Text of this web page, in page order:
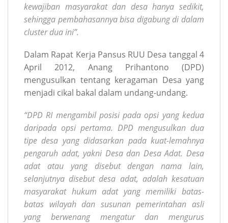
kewajiban masyarakat dan desa hanya sedikit,
sehingga pembahasannya bisa digabung di dalam
cluster dua ini”.
Dalam Rapat Kerja Pansus RUU Desa tanggal 4
April 2012, Anang Prihantono (DPD)
mengusulkan tentang keragaman Desa yang
menjadi cikal bakal dalam undang-undang.
“DPD RI mengambil posisi pada opsi yang kedua
daripada opsi pertama. DPD mengusulkan dua
tipe desa yang didasarkan pada kuat-lemahnya
pengaruh adat, yakni Desa dan Desa Adat. Desa
adat atau yang disebut dengan nama lain,
selanjutnya disebut desa adat, adalah kesatuan
masyarakat hukum adat yang memiliki batas-
batas wilayah dan susunan pemerintahan asli
yang berwenang mengatur dan mengurus